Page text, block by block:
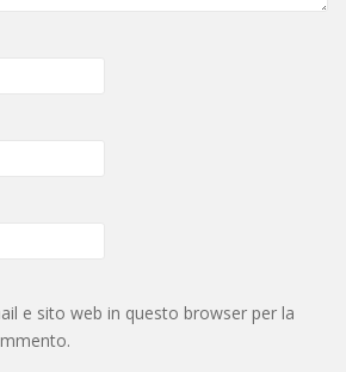
e sito web in questo browser per la